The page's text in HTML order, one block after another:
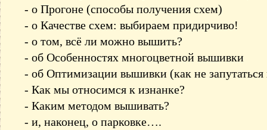
- о Прогоне (способы получения схем)
- о Качестве схем: выбираем придирчиво!
- о том, всё ли можно вышить?
- об Особенностях многоцветной вышивки
- об Оптимизации вышивки (как не запутаться
- Как мы относимся к изнанке?
- Каким методом вышивать?
- и, наконец, о парковке….